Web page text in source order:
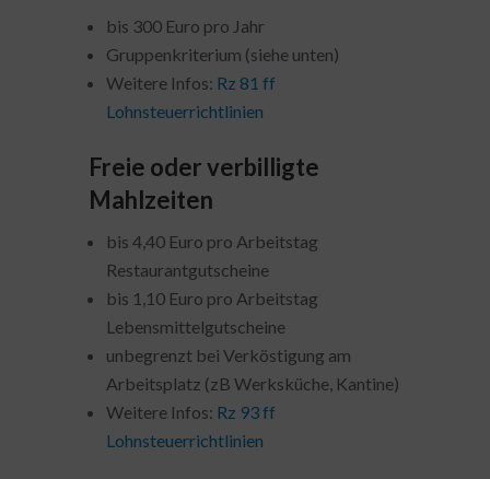
bis 300 Euro pro Jahr
Gruppenkriterium (siehe unten)
Weitere Infos: Rz 81 ff
Lohnsteuerrichtlinien
Freie oder verbilligte
Mahlzeiten
bis 4,40 Euro pro Arbeitstag
Restaurantgutscheine
bis 1,10 Euro pro Arbeitstag
Lebensmittelgutscheine
unbegrenzt bei Verköstigung am
Arbeitsplatz (zB Werksküche, Kantine)
Weitere Infos: Rz 93 ff
Lohnsteuerrichtlinien